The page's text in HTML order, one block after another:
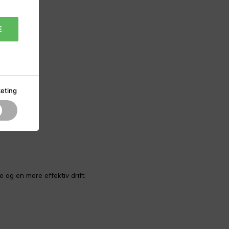
og en mere effektiv drift.